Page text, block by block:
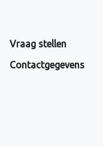
Vraag stellen
Contactgegevens